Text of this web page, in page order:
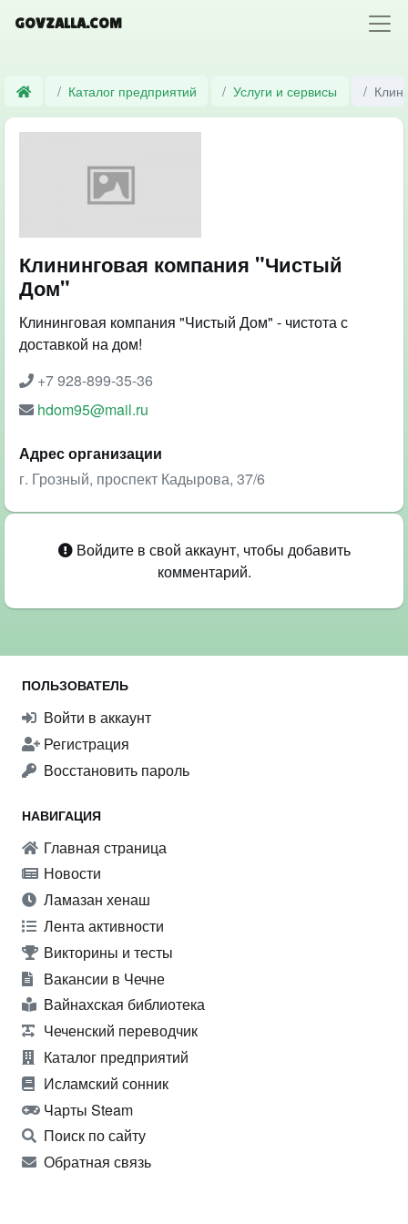
GOVZALLA.COM
Каталог предприятий Услуги и сервисы
Клининговая компания "Чистый
Дом"
Клининговая компания "Чистый Дом" - чистота с
доставкой на дом!
+7 928-899-35-36
hdom95@mail.ru
Адрес организации
г. Грозный, проспект Кадырова, 37/6
Войдите в свой аккаунт, чтобы добавить
комментарий.
ПОЛЬЗОВАТЕЛЬ
Войти в аккаунт
Регистрация
Восстановить пароль
НАВИГАЦИЯ
Главная страница
Новости
Ламазан хенаш
Лента активности
Викторины и тесты
Вакансии в Чечне
Вайнахская библиотека
Чеченский переводчик
Каталог предприятий
Исламский сонник
Чарты Steam
Поиск по сайту
Обратная связь